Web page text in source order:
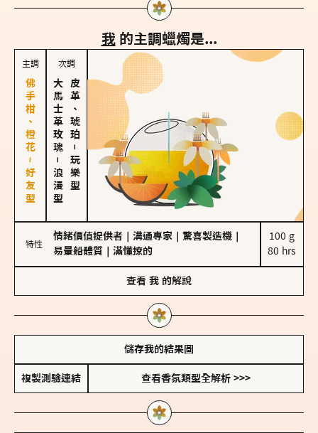
我 的主調蠟燭是...
主調
佛手柑、橙花－好友型
次調
大馬士革玫瑰
－
浪漫型
皮革、琥珀
－
玩樂型
特性
情緒價值提供者 溝通專家 驚喜製造機
易暈船體質
滿懂撩的
100 g
80 hrs
查看 我 的解說
儲存我的結果圖
複製測驗連結 查看香氛類型全解析 >>>